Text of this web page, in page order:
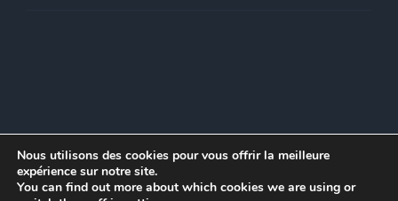
© Institut de recherche de la FSU 2023 | Par FSU |Plan du site
Nous utilisons des cookies pour vous offrir la meilleure
expérience sur notre site.
You can find out more about which cookies we are using or